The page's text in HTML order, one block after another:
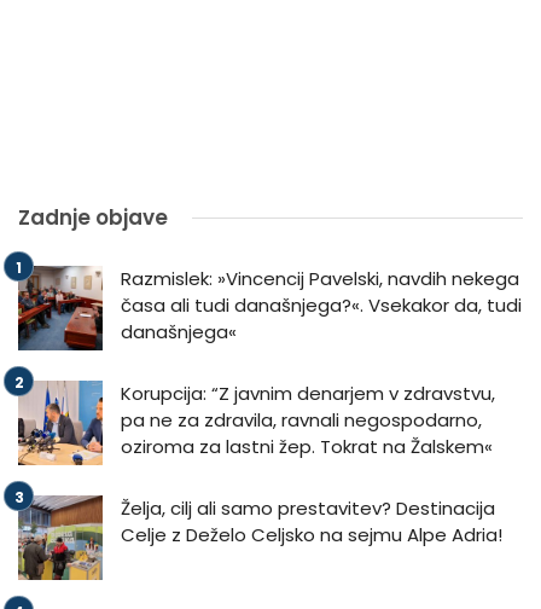
Zadnje objave
Razmislek: »Vincencij Pavelski, navdih nekega
časa ali tudi današnjega?«. Vsekakor da, tudi
današnjega«
Korupcija: “Z javnim denarjem v zdravstvu,
pa ne za zdravila, ravnali negospodarno,
oziroma za lastni žep. Tokrat na Žalskem«
Želja, cilj ali samo prestavitev? Destinacija
Celje z Deželo Celjsko na sejmu Alpe Adria!